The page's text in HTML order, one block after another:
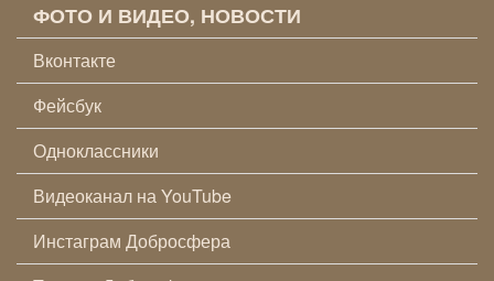
ФОТО И ВИДЕО, НОВОСТИ
Вконтакте
Фейсбук
Одноклассники
Видеоканал на YouTube
Инстаграм Добросфера